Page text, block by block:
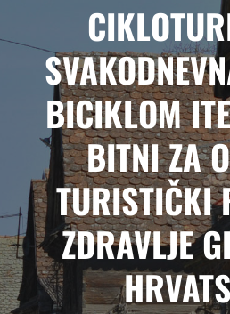
BICIKLOM
BITNI ZA
TURISTIČKI
ZDRAVLJE